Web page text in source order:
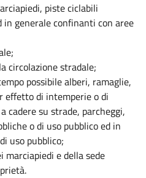
piste ciclabili
in generale confinanti con aree
circolazione stradale;
possibile alberi, ramaglie,
effetto di intemperie o di
cadere su strade, parcheggi,
o di uso pubblico ed in
uso pubblico;
marciapiedi e della sede